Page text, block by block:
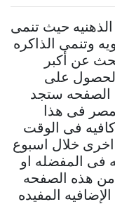
حيث تنمى
وتنمى الذاكره
عن أكبر
على
ستجد
فى هذا
فى الوقت
اخرى خلال اسبوع
المفضله او
هذه الصفحه
المفيده